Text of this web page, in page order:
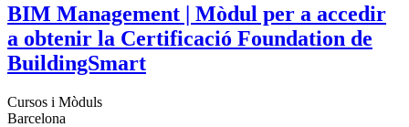
BIM Management | Mòdul per a accedir
a obtenir la Certificació Foundation de
BuildingSmart
Cursos i Mòduls
Barcelona